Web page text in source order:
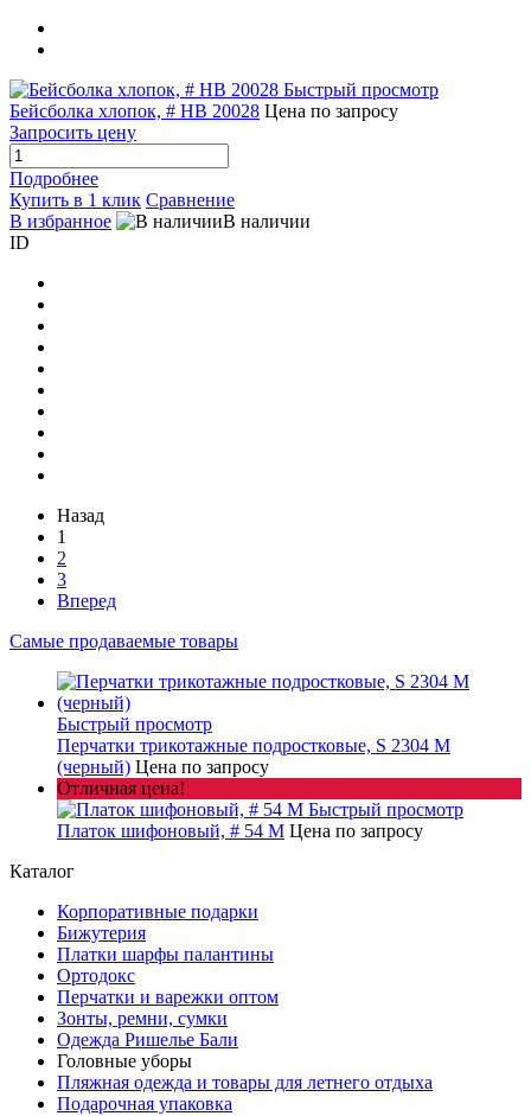
Быстрый просмотр
Бейсболка хлопок, # HB 20028 Цена по запросу
Запросить цену
Подробнее
Купить в 1 клик Сравнение
В избранное
В наличии
ID
Назад
1
2
3
Вперед
Самые продаваемые товары
Быстрый просмотр
Перчатки трикотажные подростковые, S 2304 M
(черный) Цена по запросу
Отличная цена!
Быстрый просмотр
Платок шифоновый, # 54 M Цена по запросу
Каталог
Корпоративные подарки
Бижутерия
Платки шарфы палантины
Ортодокс
Перчатки и варежки оптом
Зонты, ремни, сумки
Одежда Ришелье Бали
Головные уборы
Пляжная одежда и товары для летнего отдыха
Подарочная упаковка